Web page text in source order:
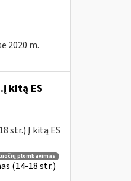
2020 m.
kitą ES
str.) Į kitą ES
plombavimas
(14-18 str.)